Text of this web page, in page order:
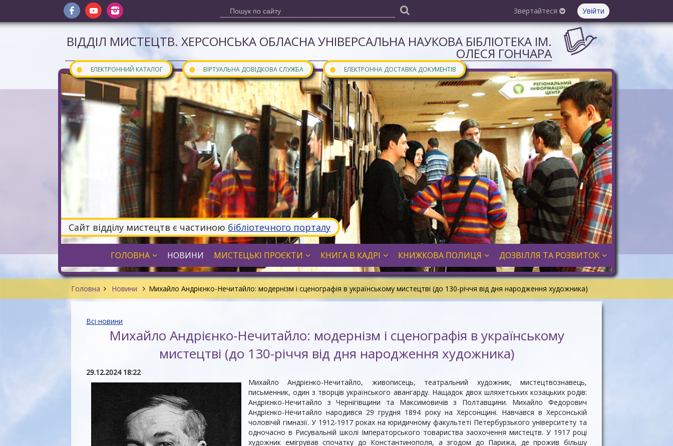
Звертайтеся Увійти
ВІДДІЛ МИСТЕЦТВ. ХЕРСОНСЬКА ОБЛАСНА УНІВЕРСАЛЬНА НАУКОВА БІБЛІОТЕКА ІМ.
ОЛЕСЯ ГОНЧАРА
● ЕЛЕКТРОННИЙ КАТАЛОГ ● ВІРТУАЛЬНА ДОВІДКОВА СЛУЖБА ● ЕЛЕКТРОННА ДОСТАВКА ДОКУМЕНТІВ
Сайт відділу мистецтв є частиною бібліотечного порталу
ГОЛОВНА НОВИНИ МИСТЕЦЬКІ ПРОЄКТИ КНИГА В КАДРІ КНИЖКОВА ПОЛИЦЯ ДОЗВІЛЛЯ ТА РОЗВИТОК
Головна Новини Михайло Андрієнко-Нечитайло: модернізм і сценографія в українському мистецтві (до 130-річчя від дня народження художника)
Всі новини
Михайло Андрієнко-Нечитайло: модернізм і сценографія в українському
мистецтві (до 130-річчя від дня народження художника)
29.12.2024 18:22
Михайло Андрієнко-Нечитайло, живописець, театральний художник, мистецтвознавець,
письменник, один з творців українського авангарду. Нащадок двох шляхетських козацьких родів:
Андрієнко-Нечитайло з Чернігівщини та Максимовичів з Полтавщини. Михайло Федорович
Андрієнко-Нечитайло народився 29 грудня 1894 року на Херсонщині. Навчався в Херсонській
чоловічій гімназії. У 1912-1917 роках на юридичному факультеті Петербурзького університету та
одночасно в Рисувальній школі Імператорського товариства заохочення мистецтв. У 1917 році
художник емігрував спочатку до Константинополя, а згодом до Парижа, де прожив більшу